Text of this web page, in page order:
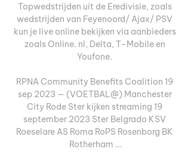
Topwedstrijden uit de Eredivisie, zoals
wedstrijden van Feyenoord/ Ajax/ PSV
kun je live online bekijken via aanbieders
zoals Online. nl, Delta, T-Mobile en
Youfone.
RPNA Community Benefits Coalition 19
sep 2023 — (VOETBAL@) Manchester
City Rode Ster kijken streaming 19
september 2023 Ster Belgrado KSV
Roeselare AS Roma RoPS Rosenborg BK
Rotherham ...